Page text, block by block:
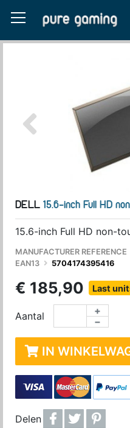
DELL 15.6-inch Full HD
15.6-inch Full HD non-
MANUFACTURER REFERENCE
EAN13
5704174395416
€ 185,90 Last
Aantal −
+
IN
Delen